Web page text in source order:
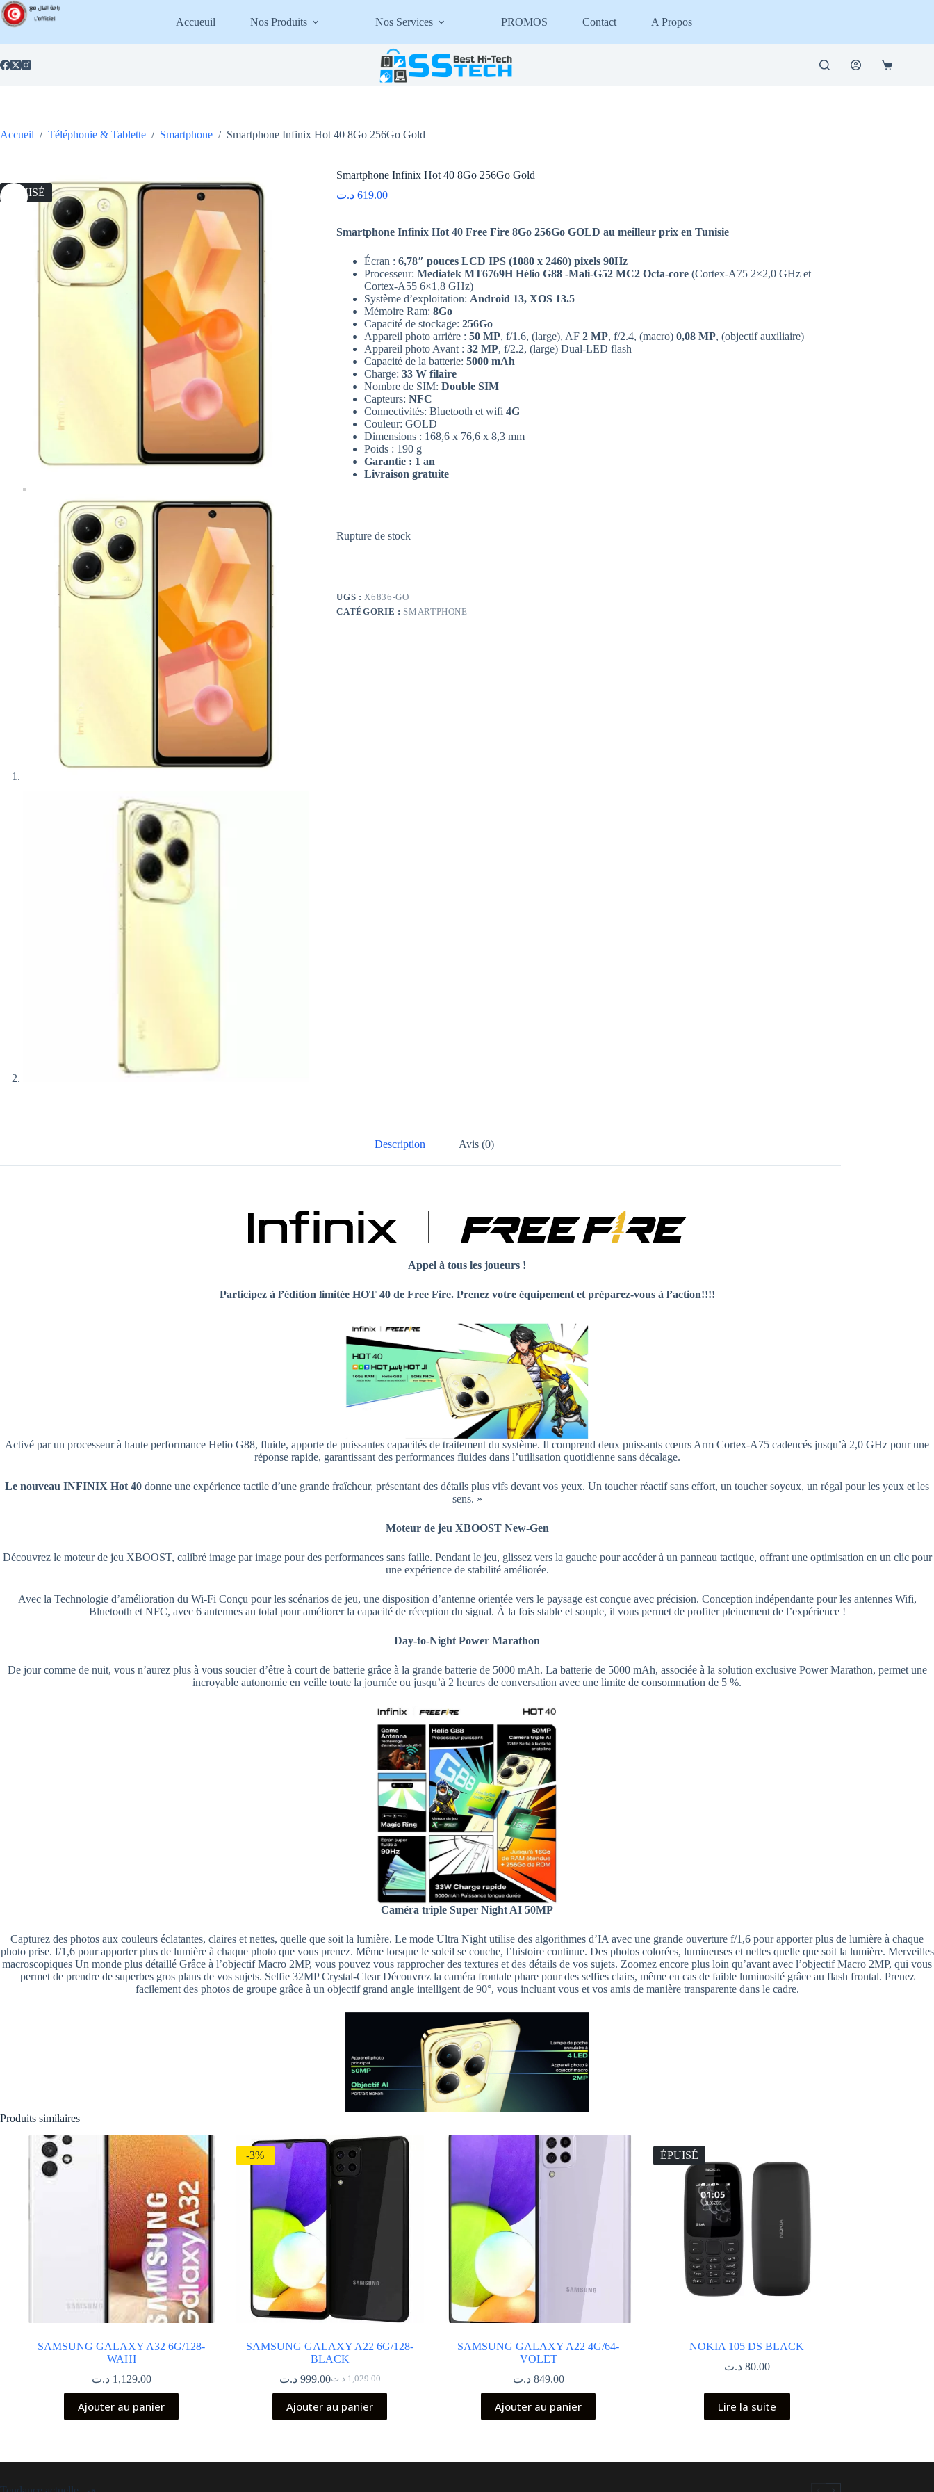
Passer
au
contenu
Accueuil Nos Produits Nos Services PROMOS Contact A Propos
Panier
Accueil / Téléphonie & Tablette / Smartphone / Smartphone Infinix Hot 40 8Go 256Go Gold
ÉPUISÉ
Smartphone Infinix Hot 40 8Go 256Go Gold
619.00 د.ت
Smartphone Infinix Hot 40 Free Fire 8Go 256Go GOLD au meilleur prix en Tunisie
Écran :6,78″ pouces LCD IPS (1080 x 2460) pixels 90Hz
Processeur:Mediatek MT6769H Hélio G88 -Mali-G52 MC2 Octa-core (Cortex-A75 2×2,0 GHz et
Cortex-A55 6×1,8 GHz)
Système d’exploitation: Android 13, XOS 13.5
Mémoire Ram:8Go
Capacité de stockage:256Go
Appareil photo arrière :50 MP, f/1.6, (large), AF2 MP, f/2.4, (macro)0,08 MP, (objectif auxiliaire)
Appareil photo Avant :32 MP, f/2.2, (large) Dual-LED flash
Capacité de la batterie:5000 mAh
Charge:33 W filaire
Nombre de SIM:Double SIM
Capteurs:NFC
Connectivités: Bluetooth et wifi4G
Couleur: GOLD
Dimensions : 168,6 x 76,6 x 8,3 mm
Poids : 190 g
Garantie : 1 an
Livraison gratuite
Rupture de stock
UGS : X6836-GO
CATÉGORIE : SMARTPHONE
Description Avis (0)
Appel à tous les joueurs !
Participez à l’édition limitée HOT 40 de Free Fire. Prenez votre équipement et préparez-vous à l’action!!!!
Activé par un processeur à haute performance Helio G88, fluide, apporte de puissantes capacités de traitement du système. Il comprend deux puissants cœurs Arm Cortex-A75 cadencés jusqu’à 2,0 GHz pour une
réponse rapide, garantissant des performances fluides dans l’utilisation quotidienne sans décalage.
Le nouveau INFINIX Hot 40 donne une expérience tactile d’une grande fraîcheur, présentant des détails plus vifs devant vos yeux. Un toucher réactif sans effort, un toucher soyeux, un régal pour les yeux et les
sens. »
Moteur de jeu XBOOST New-Gen
Découvrez le moteur de jeu XBOOST, calibré image par image pour des performances sans faille. Pendant le jeu, glissez vers la gauche pour accéder à un panneau tactique, offrant une optimisation en un clic pour
une expérience de stabilité améliorée.
Avec la Technologie d’amélioration du Wi-Fi Conçu pour les scénarios de jeu, une disposition d’antenne orientée vers le paysage est conçue avec précision. Conception indépendante pour les antennes Wifi,
Bluetooth et NFC, avec 6 antennes au total pour améliorer la capacité de réception du signal. À la fois stable et souple, il vous permet de profiter pleinement de l’expérience !
Day-to-Night Power Marathon
De jour comme de nuit, vous n’aurez plus à vous soucier d’être à court de batterie grâce à la grande batterie de 5000 mAh. La batterie de 5000 mAh, associée à la solution exclusive Power Marathon, permet une
incroyable autonomie en veille toute la journée ou jusqu’à 2 heures de conversation avec une limite de consommation de 5 %.
Caméra triple Super Night AI 50MP
Capturez des photos aux couleurs éclatantes, claires et nettes, quelle que soit la lumière. Le mode Ultra Night utilise des algorithmes d’IA avec une grande ouverture f/1,6 pour apporter plus de lumière à chaque
photo prise. f/1,6 pour apporter plus de lumière à chaque photo que vous prenez. Même lorsque le soleil se couche, l’histoire continue. Des photos colorées, lumineuses et nettes quelle que soit la lumière. Merveilles
macroscopiques Un monde plus détaillé Grâce à l’objectif Macro 2MP, vous pouvez vous rapprocher des textures et des détails de vos sujets. Zoomez encore plus loin qu’avant avec l’objectif Macro 2MP, qui vous
permet de prendre de superbes gros plans de vos sujets. Selfie 32MP Crystal-Clear Découvrez la caméra frontale phare pour des selfies clairs, même en cas de faible luminosité grâce au flash frontal. Prenez
facilement des photos de groupe grâce à un objectif grand angle intelligent de 90°, vous incluant vous et vos amis de manière transparente dans le cadre.
Produits similaires
SAMSUNG GALAXY A32 6G/128-
WAHI
1,129.00 د.ت
Ajouter au panier
-3%
SAMSUNG GALAXY A22 6G/128-
BLACK
1,029.00 د.ت
Le
prix
initial
était :
999.00 د.ت
Le
prix
actuel
est :
Ajouter au panier
SAMSUNG GALAXY A22 4G/64-
VOLET
849.00 د.ت
Ajouter au panier
ÉPUISÉ
NOKIA 105 DS BLACK
80.00 د.ت
Lire la suite